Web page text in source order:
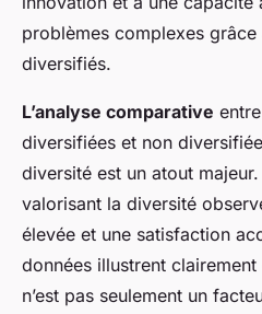
problèmes complexes
diversifiés.
L’analyse comparative
diversifiées et non
diversité est un atout
valorisant la diversité
élevée et une satisfaction
données illustrent
n’est pas seulement un